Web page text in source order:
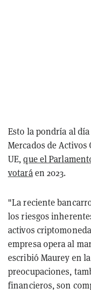
Esto la pondría al
Mercados de
UE,que el
votaráen 2023.
"La reciente
los riesgos
activos
empresa opera al
escribió Maurey en
preocupaciones,
financieros, son